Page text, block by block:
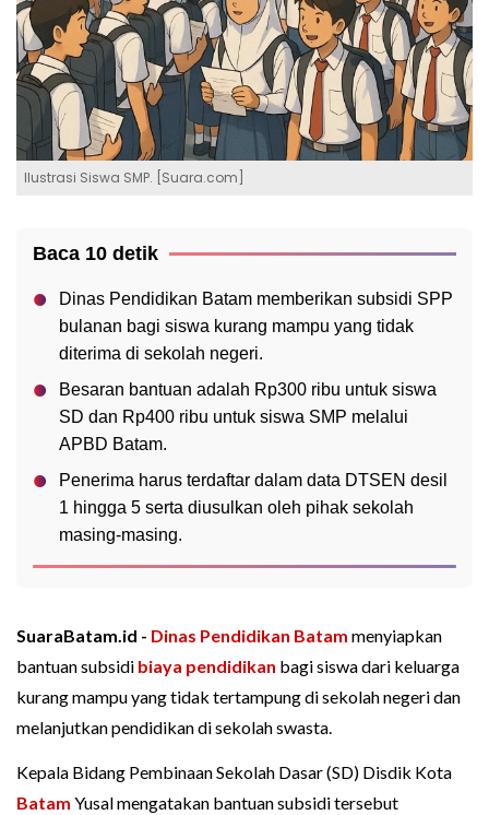
Ilustrasi Siswa SMP. [Suara.com]
Baca 10 detik
Dinas Pendidikan Batam memberikan subsidi SPP
bulanan bagi siswa kurang mampu yang tidak
diterima di sekolah negeri.
Besaran bantuan adalah Rp300 ribu untuk siswa
SD dan Rp400 ribu untuk siswa SMP melalui
APBD Batam.
Penerima harus terdaftar dalam data DTSEN desil
1 hingga 5 serta diusulkan oleh pihak sekolah
masing-masing.
SuaraBatam.id - Dinas Pendidikan Batam menyiapkan
bantuan subsidi biaya pendidikan bagi siswa dari keluarga
kurang mampu yang tidak tertampung di sekolah negeri dan
melanjutkan pendidikan di sekolah swasta.
Kepala Bidang Pembinaan Sekolah Dasar (SD) Disdik Kota
Batam Yusal mengatakan bantuan subsidi tersebut